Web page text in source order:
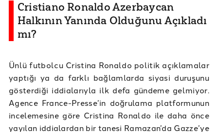
Cristiano Ronaldo Azerbaycan
Halkının Yanında Olduğunu Açıkladı
mı?
Ünlü futbolcu Cristina Ronaldo politik açıklamalar
yaptığı ya da farklı bağlamlarda siyasi duruşunu
gösterdiği iddialarıyla ilk defa gündeme gelmiyor.
Agence France-Presse’in doğrulama platformunun
incelemesine göre Cristina Ronaldo ile daha önce
yayılan iddialardan bir tanesi Ramazan’da Gazze’ye